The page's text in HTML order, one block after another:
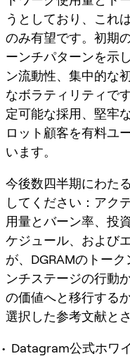
うとしており、これ
のみ有望です。初期
ーンチパターンを示
ン流動性、集中的な
なボラティリティで
定可能な採用、堅牢
ロット顧客を有料ユ
います。
今後数四半期にわた
してください：アク
用量とバーン率、投
ケジュール、および
が、DGRAMのトー
ンチステージの行動
の価値へと移行する
選択した参考文献と
Datagram公式ホワ